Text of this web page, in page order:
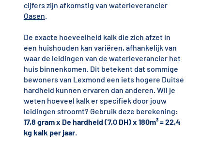
cijfers zijn afkomstig van waterleverancier
Oasen.
De exacte hoeveelheid kalk die zich afzet in
een huishouden kan variëren, afhankelijk van
waar de leidingen van de waterleverancier het
huis binnenkomen. Dit betekent dat sommige
bewoners van Lexmond een iets hogere Duitse
hardheid kunnen ervaren dan anderen. Wil je
weten hoeveel kalk er specifiek door jouw
leidingen stroomt? Gebruik deze berekening:
17,8 gram x De hardheid (7,0 DH) x 180m³ = 22,4
kg kalk per jaar.